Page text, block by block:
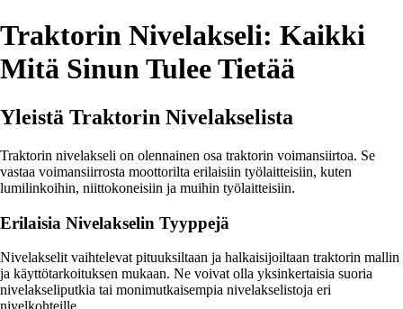
Traktorin Nivelakseli: Kaikki
Mitä Sinun Tulee Tietää
Yleistä Traktorin Nivelakselista
Traktorin nivelakseli on olennainen osa traktorin voimansiirtoa. Se
vastaa voimansiirrosta moottorilta erilaisiin työlaitteisiin, kuten
lumilinkoihin, niittokoneisiin ja muihin työlaitteisiin.
Erilaisia Nivelakselin Tyyppejä
Nivelakselit vaihtelevat pituuksiltaan ja halkaisijoiltaan traktorin mallin
ja käyttötarkoituksen mukaan. Ne voivat olla yksinkertaisia suoria
nivelakseliputkia tai monimutkaisempia nivelakselistoja eri